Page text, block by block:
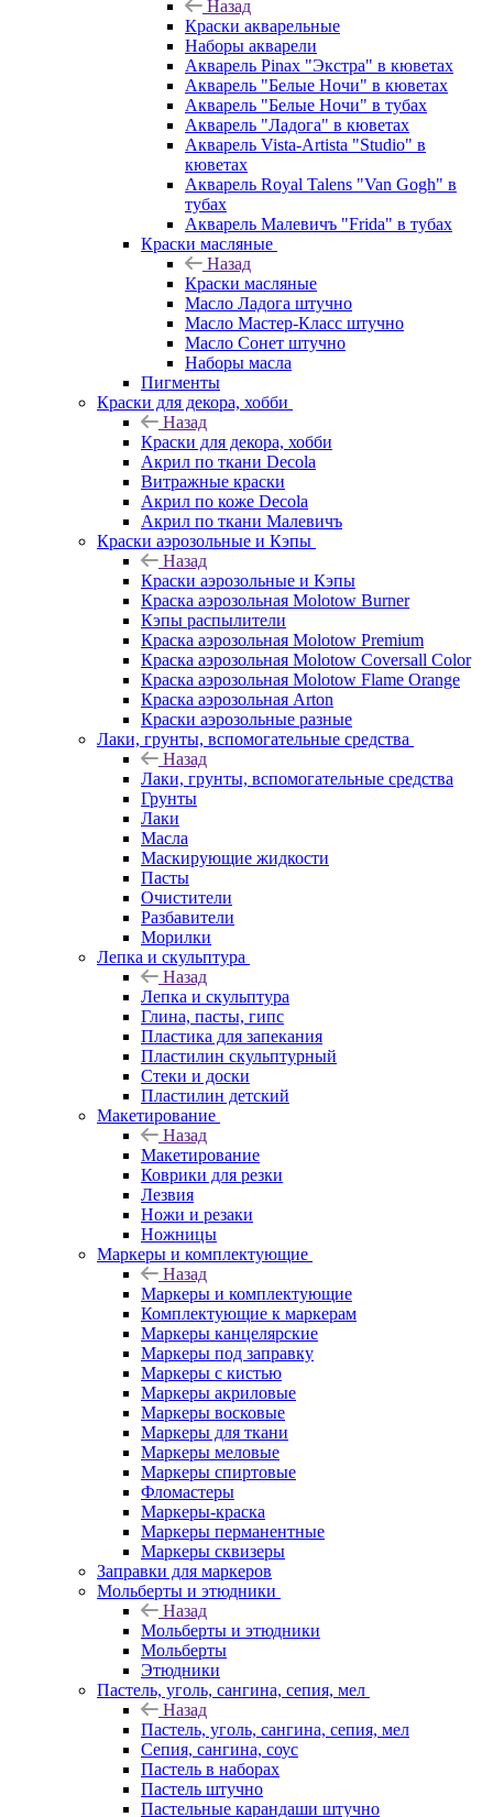
Назад
Краски акварельные
Наборы акварели
Акварель Pinax "Экстра" в кюветах
Акварель "Белые Ночи" в кюветах
Акварель "Белые Ночи" в тубах
Акварель "Ладога" в кюветах
Акварель Vista-Artista "Studio" в
кюветах
Акварель Royal Talens "Van Gogh" в
тубах
Акварель Малевичъ "Frida" в тубах
Краски масляные
Назад
Краски масляные
Масло Ладога штучно
Масло Мастер-Класс штучно
Масло Сонет штучно
Наборы масла
Пигменты
Краски для декора, хобби
Назад
Краски для декора, хобби
Акрил по ткани Decola
Витражные краски
Акрил по коже Decola
Акрил по ткани Малевичъ
Краски аэрозольные и Кэпы
Назад
Краски аэрозольные и Кэпы
Краска аэрозольная Molotow Burner
Кэпы распылители
Краска аэрозольная Molotow Premium
Краска аэрозольная Molotow Coversall Color
Краска аэрозольная Molotow Flame Orange
Краска аэрозольная Arton
Краски аэрозольные разные
Лаки, грунты, вспомогательные средства
Назад
Лаки, грунты, вспомогательные средства
Грунты
Лаки
Масла
Маскирующие жидкости
Пасты
Очистители
Разбавители
Морилки
Лепка и скульптура
Назад
Лепка и скульптура
Глина, пасты, гипс
Пластика для запекания
Пластилин скульптурный
Стеки и доски
Пластилин детский
Макетирование
Назад
Макетирование
Коврики для резки
Лезвия
Ножи и резаки
Ножницы
Маркеры и комплектующие
Назад
Маркеры и комплектующие
Комплектующие к маркерам
Маркеры канцелярские
Маркеры под заправку
Маркеры с кистью
Маркеры акриловые
Маркеры восковые
Маркеры для ткани
Маркеры меловые
Маркеры спиртовые
Фломастеры
Маркеры-краска
Маркеры перманентные
Маркеры сквизеры
Заправки для маркеров
Мольберты и этюдники
Назад
Мольберты и этюдники
Мольберты
Этюдники
Пастель, уголь, сангина, сепия, мел
Назад
Пастель, уголь, сангина, сепия, мел
Сепия, сангина, соус
Пастель в наборах
Пастель штучно
Пастельные карандаши штучно